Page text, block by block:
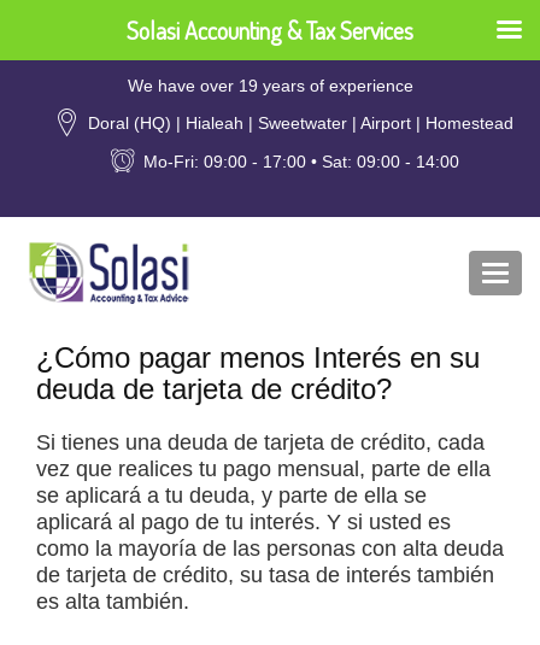
We have over 19 years of experience
Doral (HQ) | Hialeah | Sweetwater | Airport | Homestead
Mo-Fri: 09:00 - 17:00 • Sat: 09:00 - 14:00
¿Cómo pagar menos Interés en su
deuda de tarjeta de crédito?
Si tienes una deuda de tarjeta de crédito, cada
vez que realices tu pago mensual, parte de ella
se aplicará a tu deuda, y parte de ella se
aplicará al pago de tu interés. Y si usted es
como la mayoría de las personas con alta deuda
de tarjeta de crédito, su tasa de interés también
es alta también.
Solasi Accounting & Tax Services